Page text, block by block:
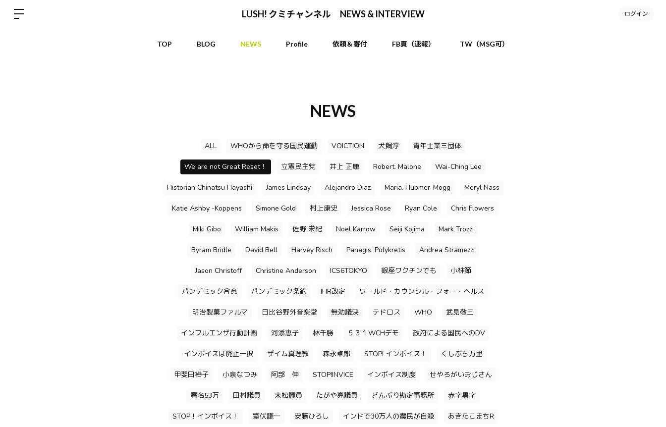
LUSH! クミチャンネル NEWS & INTERVIEW ログイン
TOP BLOG NEWS Profile 依頼＆寄付 FB頁（速報） TW（MSG可）
NEWS
ALL WHOから命を守る国民運動 VOICTION 犬飼淳 青年士業三団体
We are not Great Reset！ 立憲民主党 井上 正康 Robert. Malone Wai-Ching Lee
Historian Chinatsu Hayashi James Lindsay Alejandro Diaz Maria. Hubmer-Mogg Meryl Nass
Katie Ashby -Koppens Simone Gold 村上康史 Jessica Rose Ryan Cole Chris Flowers
Miki Gibo William Makis 佐野 栄紀 Noel Karrow Seiji Kojima Mark Trozzi
Byram Bridle David Bell Harvey Risch Panagis. Polykretis Andrea Stramezzi
Jason Christoff Christine Anderson ICS6TOKYO 銀座ワクチンでも 小林節
パンデミック合意 パンデミック条約 IHR改定 ワールド・カウンシル・フォー・ヘルス
明治製菓ファルマ 日比谷野外音楽堂 無効議決 テドロス WHO 武見敬三
インフルエンザ行動計画 河添恵子 林千勝 ５３１WCHデモ 政府による国民へのDV
インボイスは廃止一択 ザイム真理教 森永卓郎 STOP! インボイス！ くしぶち万里
甲斐田裕子 小泉なつみ 阿部 伸 STOP!INVICE インボイス制度 せやろがいおじさん
署名53万 田村議員 末松議員 たがや亮議員 どんぶり勘定事務所 赤字黒字
STOP！インボイス！ 室伏謙一 安藤ひろし インドで30万人の農民が自殺 あきたこまちR